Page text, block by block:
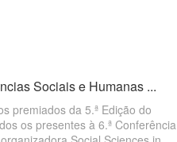
Sociais e Humanas ...
premiados da 5.ª Edição do
os presentes à 6.ª Conferência